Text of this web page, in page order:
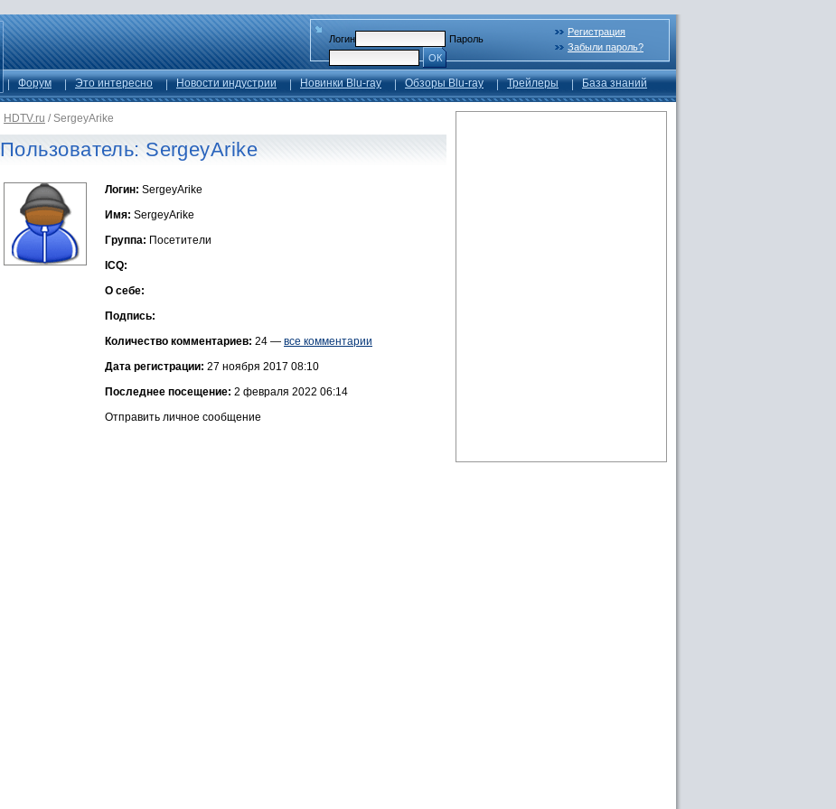
Логин
Пароль
ОК
Регистрация
Забыли пароль?
Форум Это интересно Новости индустрии Новинки Blu-ray Обзоры Blu-ray Трейлеры База знаний
HDTV.ru / SergeyArike
Пользователь: SergeyArike
Логин: SergeyArike
Имя: SergeyArike
Группа: Посетители
ICQ:
О себе:
Подпись:
Количество комментариев: 24 — все комментарии
Дата регистрации: 27 ноября 2017 08:10
Последнее посещение: 2 февраля 2022 06:14
Отправить личное сообщение